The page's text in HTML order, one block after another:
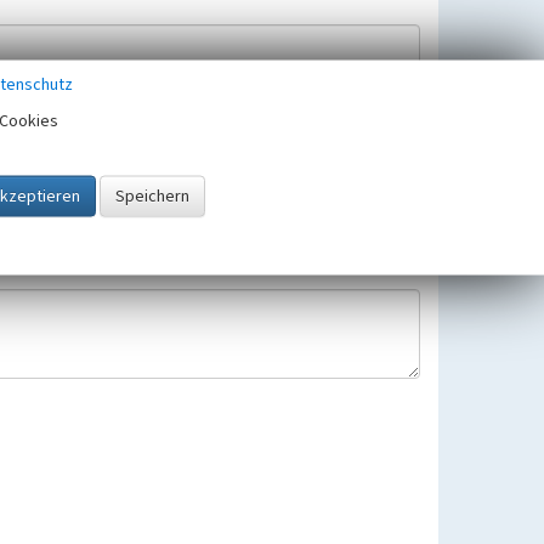
gespeichert und verwendet.
gültigen Europäischen